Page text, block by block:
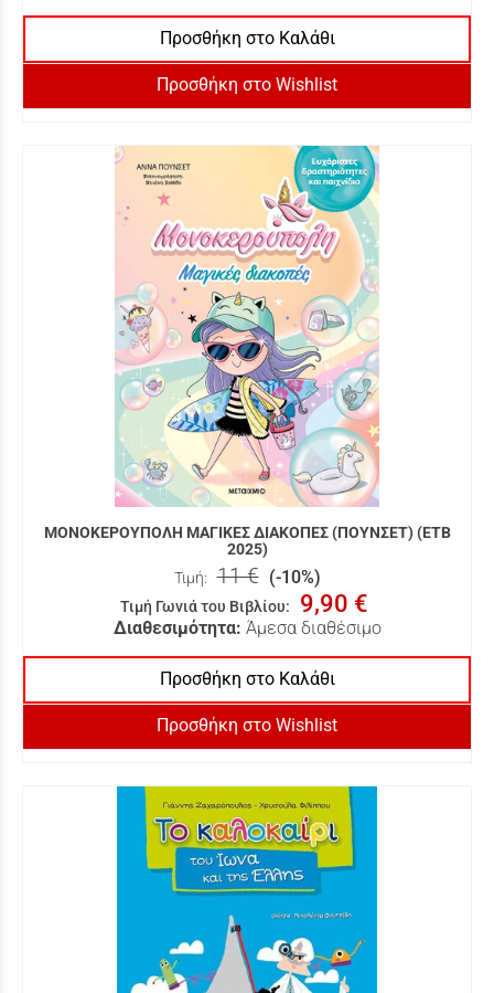
Προσθήκη στο Καλάθι
Προσθήκη στο Wishlist
ΜΟΝΟΚΕΡΟΥΠΟΛΗ ΜΑΓΙΚΕΣ ΔΙΑΚΟΠΕΣ (ΠΟΥΝΣΕΤ) (ΕΤΒ
2025)
Τιμή: 11 € (-10%)
Τιμή Γωνιά του Βιβλίου: 9,90 €
Διαθεσιμότητα: Άμεσα διαθέσιμο
Προσθήκη στο Καλάθι
Προσθήκη στο Wishlist